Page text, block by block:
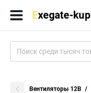
Вентиляторы 12В